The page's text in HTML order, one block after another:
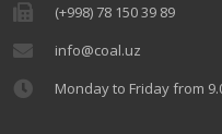
(+998) 78 150 39 89
info@coal.uz
Monday to Friday from